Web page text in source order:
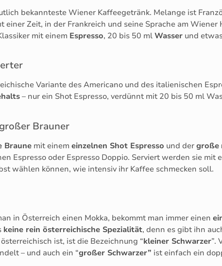
bekannteste Wiener Kaffeegetränk. Melange ist
einer Zeit, in der Frankreich und seine Sprache am
mit einem Espresso, 20 bis 50 mlWasser und
Variante des Americano und des italienischen
– nur ein Shot Espresso, verdünnt mit 20 bis 50 ml
Brauner
Braune mit einem einzelnen Shot Espresso und dergroße
Espresso oder Espresso Doppio. Serviert werden sie mit
wählen können, wie intensiv ihr Kaffee schmecken soll.
in Österreich einen Mokka, bekommt man immer einen
keine rein österreichische Spezialität, denn es gibt ihn
ist, ist die Bezeichnung “kleiner Schwarzer”.
– und auch ein “großer Schwarzer” ist einfach ein